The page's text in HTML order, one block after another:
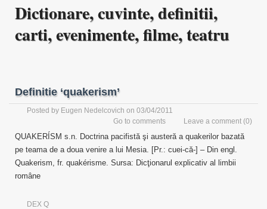
Dictionare, cuvinte, definitii,
carti, evenimente, filme, teatru
Definitie ‘quakerism’
Posted by Eugen Nedelcovich on 03/04/2011
Leave a comment (0)
Go to comments
QUAKERÍSM s.n. Doctrina pacifistă şi austeră a quakerilor bazată
pe teama de a doua venire a lui Mesia. [Pr.: cuei-că-] – Din engl.
Quakerism, fr. quakérisme. Sursa: Dicţionarul explicativ al limbii
române
DEX Q